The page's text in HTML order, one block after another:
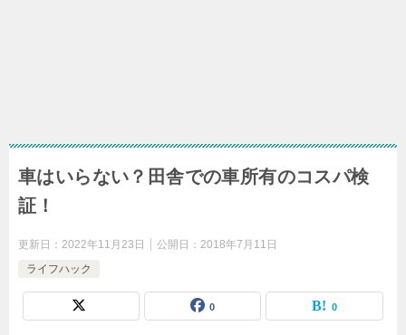
車はいらない？田舎での車所有のコスパ検
証！
更新日： 2022年11月23日 公開日： 2018年7月11日
ライフハック
0 0